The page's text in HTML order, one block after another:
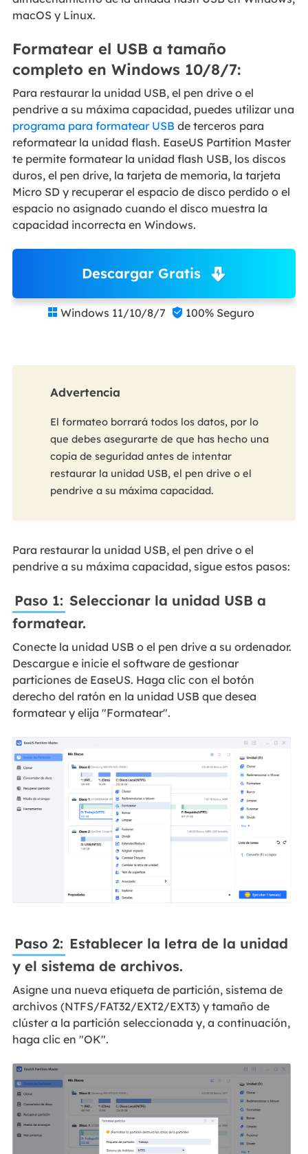
macOS y Linux.
Formatear el USB a tamaño
completo en Windows 10/8/7:
Para restaurar la unidad USB, el pen drive o el
pendrive a su máxima capacidad, puedes utilizar una
programa para formatear USB de terceros para
reformatear la unidad flash. EaseUS Partition Master
te permite formatear la unidad flash USB, los discos
duros, el pen drive, la tarjeta de memoria, la tarjeta
Micro SD y recuperar el espacio de disco perdido o el
espacio no asignado cuando el disco muestra la
capacidad incorrecta en Windows.
Descargar Gratis
 Windows 11/10/8/7  100% Seguro
Advertencia
El formateo borrará todos los datos, por lo
que debes asegurarte de que has hecho una
copia de seguridad antes de intentar
restaurar la unidad USB, el pen drive o el
pendrive a su máxima capacidad.
Para restaurar la unidad USB, el pen drive o el
pendrive a su máxima capacidad, sigue estos pasos:
Paso 1: Seleccionar la unidad USB a
formatear.
Conecte la unidad USB o el pen drive a su ordenador.
Descargue e inicie el software de gestionar
particiones de EaseUS. Haga clic con el botón
derecho del ratón en la unidad USB que desea
formatear y elija "Formatear".
Paso 2: Establecer la letra de la unidad
y el sistema de archivos.
Asigne una nueva etiqueta de partición, sistema de
archivos (NTFS/FAT32/EXT2/EXT3) y tamaño de
clúster a la partición seleccionada y, a continuación,
haga clic en "OK".